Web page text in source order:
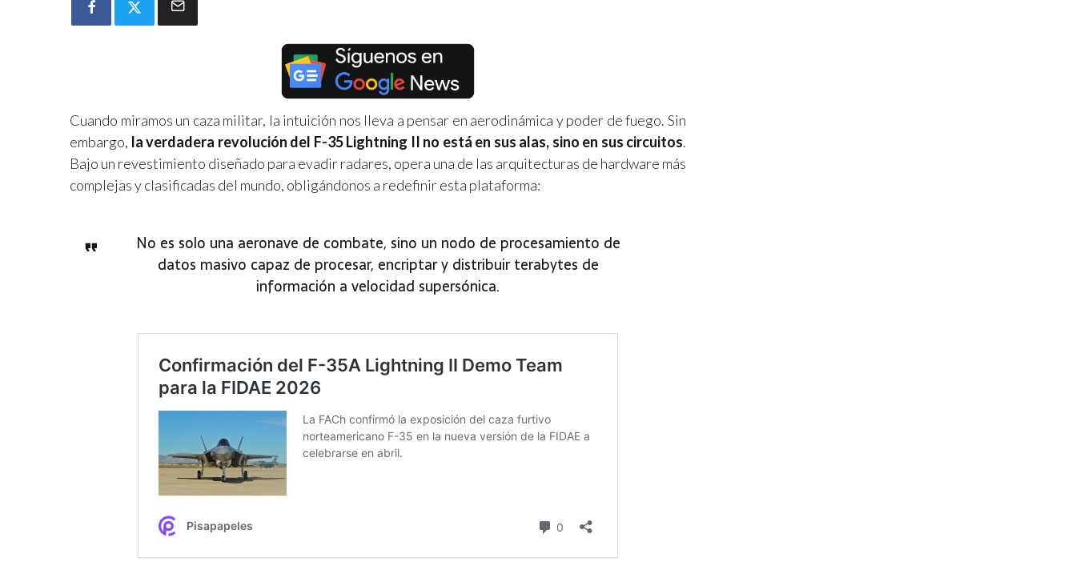
Cuando miramos un caza militar, la intuición nos lleva a pensar en aerodinámica y poder de fuego. Sin
embargo, la verdadera revolución del F-35 Lightning II no está en sus alas, sino en sus circuitos.
Bajo un revestimiento diseñado para evadir radares, opera una de las arquitecturas de hardware más
complejas y clasificadas del mundo, obligándonos a redefinir esta plataforma:
No es solo una aeronave de combate, sino un nodo de procesamiento de
datos masivo capaz de procesar, encriptar y distribuir terabytes de
información a velocidad supersónica.